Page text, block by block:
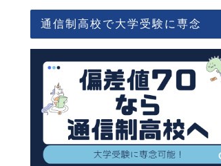
通信制高校で大学受験に専念